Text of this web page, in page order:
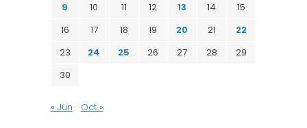
9
10 11 12 13 14
15
16
17 18 19 20 21
22
23
24 25 26 27 28
29
30
« Jun Oct »